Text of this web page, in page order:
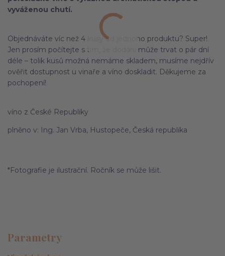
vyváženou chutí.
Objednáváte víc než 4 kusy od jednoho produktu? Super!
Jen prosím počítejte s tím, že dodání může trvat o pár dní
déle – tolik kusů možná nemáme skladem, musíme nejdřív
ověřit dostupnost u vinaře a víno doskladit. Děkujeme za
pochopení!
víno z České Republiky
plněno v: Ing. Jan Vrba, Hustopeče, Česká republika
*Fotografie je ilustrační. Ročník se může lišit.
Parametry